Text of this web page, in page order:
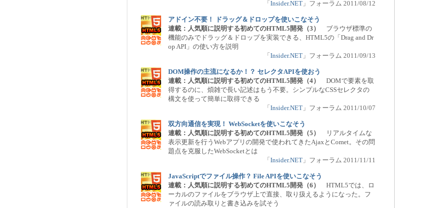
「 Insider.NET 」フォーラム 2011/08/12
アドイン不要！ ドラッグ＆ドロップを使いこなそう
連載：人気順に説明する初めてのHTML5開発（3）
ブラウザ標準の
機能のみでドラッグ＆ドロップを実装できる、HTML5の「Drag and Dr
op API」の使い方を説明
「 Insider.NET 」フォーラム 2011/09/13
DOM操作の主流になるか！？ セレクタAPIを使おう
連載：人気順に説明する初めてのHTML5開発（4）
DOMで要素を取
得するのに、煩雑で長い記述はもう不要。シンプルなCSSセレクタの
構文を使って簡単に取得できる
「 Insider.NET 」フォーラム 2011/10/07
双方向通信を実現！ WebSocketを使いこなそう
連載：人気順に説明する初めてのHTML5開発（5）
リアルタイムな
表示更新を行うWebアプリの開発で使われてきたAjaxとComet。その問
題点を克服したWebSocketとは
「 Insider.NET 」フォーラム 2011/11/11
JavaScriptでファイル操作？ File APIを使いこなそう
連載：人気順に説明する初めてのHTML5開発（6）
HTML5では、ロ
ーカルのファイルをブラウザ上で直接、取り扱えるようになった。フ
ァイルの読み取りと書き込みを試そう